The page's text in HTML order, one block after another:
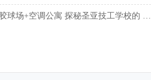
塑胶球场+空调公寓 探秘圣亚技工学校的 五星级 校园环境